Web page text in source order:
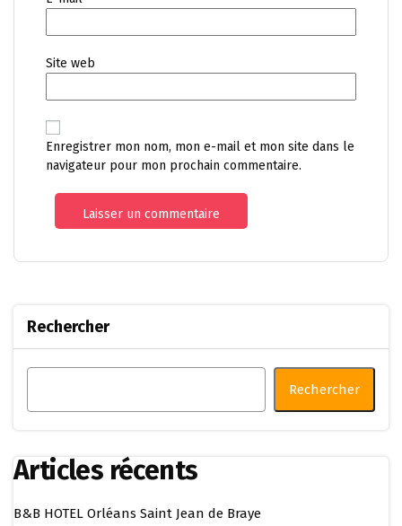
Site web
Enregistrer mon nom, mon e-mail et mon site dans le
navigateur pour mon prochain commentaire.
Rechercher
Rechercher
Articles récents
B&B HOTEL Orléans Saint Jean de Braye